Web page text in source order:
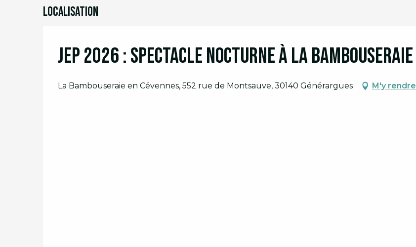
Localisation
JEP 2026 : Spectacle nocturne à la Bambouseraie
La Bambouseraie en Cévennes, 552 rue de Montsauve, 30140 Générargues M'y rendre